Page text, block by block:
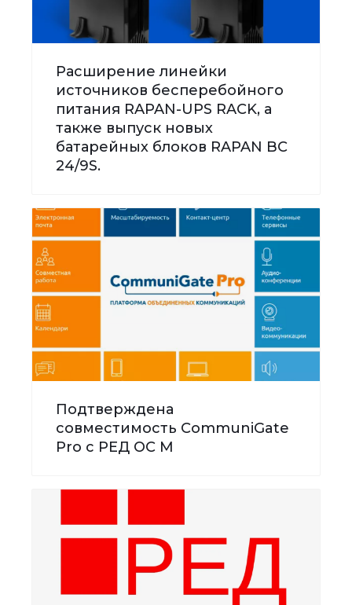
Расширение линейки
источников бесперебойного
питания RAPAN-UPS RACK, а
также выпуск новых
батарейных блоков RAPAN BC
24/9S.
Подтверждена
совместимость CommuniGate
Pro с РЕД ОС М